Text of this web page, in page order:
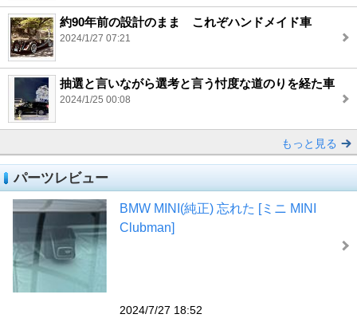
約90年前の設計のまま これぞハンドメイド車
2024/1/27 07:21
抽選と言いながら選考と言う忖度な道のりを経た車
2024/1/25 00:08
もっと見る
パーツレビュー
BMW MINI(純正) 忘れた [ミニ MINI
Clubman]
2024/7/27 18:52